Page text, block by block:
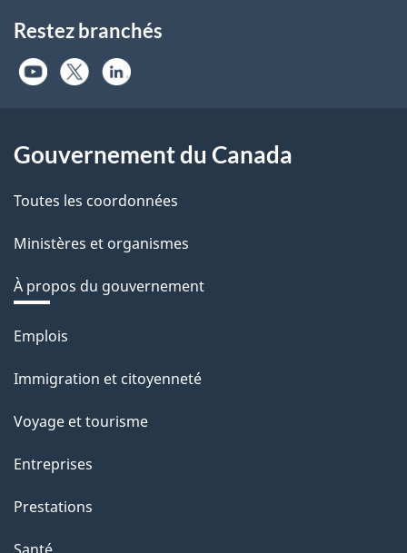
Restez branchés
Gouvernement du Canada
Toutes les coordonnées
Ministères et organismes
À propos du gouvernement
Thèmes
sujets
Emplois
Immigration et citoyenneté
Voyage et tourisme
Entreprises
Prestations